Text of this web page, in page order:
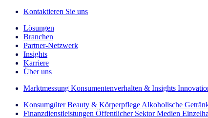
Kontaktieren Sie uns
Lösungen
Branchen
Partner-Netzwerk
Insights
Karriere
Über uns
Marktmessung Konsumentenverhalten & Insights
Konsumgüter Beauty & Körperpflege Alkoholische
Finanzdienstleistungen Öffentlicher Sektor Medien